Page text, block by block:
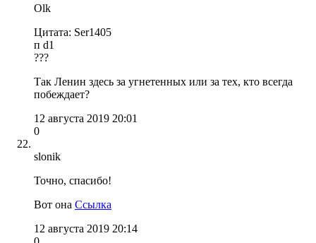
Olk
Цитата: Ser1405
п d1
???
Так Ленин здесь за угнетенных или за тех, кто всегда
побеждает?
12 августа 2019 20:01
0
slonik
Точно, спасибо!
Вот она Ссылка
12 августа 2019 20:14